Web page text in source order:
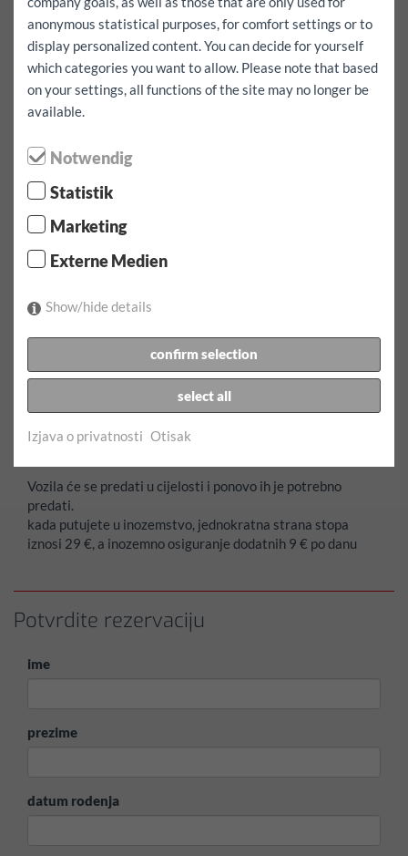
Takoder želim ici u inozemstvo
iznajmljivanje:
Višak kasko osiguranja:1000 EUR
07:00
gledati
cijena najma:
106.6
Potvrdite rezervaciju
1 x tarifa od 1 dana na dan ukljucujuci 150 km oko 106.60
ukljucujuci vinjetu autoceste za Austriju
donijeti zajedno je:
vozacke dozvole, identifikacijski dokument (putovnica,
osobna iskaznica), registracijska kartica
Polog:
od 800.00 EUR u gotovini ili kreditnom karticom.
Najamnina se placa prilikom naplate vozila.
Vozila će se predati u cijelosti i ponovo ih je potrebno
predati.
kada putujete u inozemstvo, jednokratna strana stopa
iznosi 29 €, a inozemno osiguranje dodatnih 9 € po danu
Potvrdite rezervaciju
ime
prezime
datum rodenja
anonymous statistical purposes, for comfort settings or to
display personalized content. You can decide for yourself
which categories you want to allow. Please note that based
on your settings, all functions of the site may no longer be
available.
Notwendig
Statistik
Marketing
Externe Medien
Show/hide details
confirm selection
select all
Izjava o privatnosti Otisak